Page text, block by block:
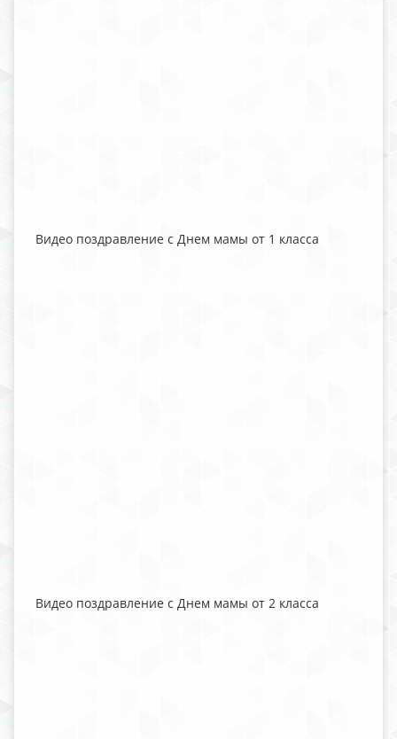
Видео поздравление с Днем мамы от 1 класса
Видео поздравление с Днем мамы от 2 класса